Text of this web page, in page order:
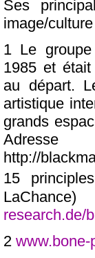
Ses
image/
1 Le
1985 et était
au départ.
artistique
grands
http://
15
research.de/
2 www.bone-